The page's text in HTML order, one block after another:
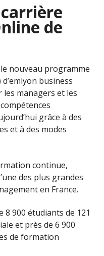
de
nouveau programme
business
managers et les
grâce à des
et à des modes
continue,
des plus grandes
en France.
8 900 étudiants de 121
et près de 6 900
de formation